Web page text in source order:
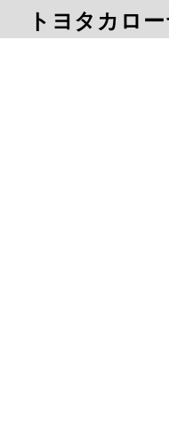
トヨタカロ